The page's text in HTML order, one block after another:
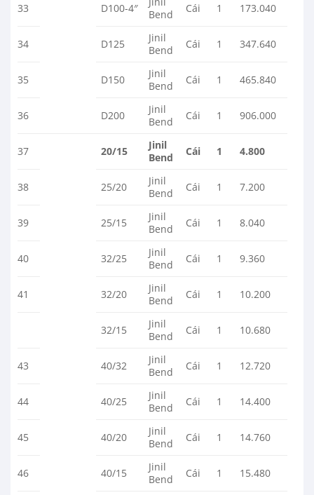
33 D100-4″
Bend
Cái 1 173.040
34 D125
Jinil
Bend
Cái 1 347.640
35 D150
Jinil
Bend
Cái 1 465.840
36 D200
Jinil
Bend
Cái 1 906.000
37 20/15
Jinil
Bend
Cái 1 4.800
38 25/20
Jinil
Bend
Cái 1 7.200
39 25/15
Jinil
Bend
Cái 1 8.040
40 32/25
Jinil
Bend
Cái 1 9.360
41 32/20
Jinil
Bend
Cái 1 10.200
32/15
Jinil
Bend
Cái 1 10.680
43 40/32
Jinil
Bend
Cái 1 12.720
44 40/25
Jinil
Bend
Cái 1 14.400
45 40/20
Jinil
Bend
Cái 1 14.760
46 40/15
Jinil
Bend
Cái 1 15.480